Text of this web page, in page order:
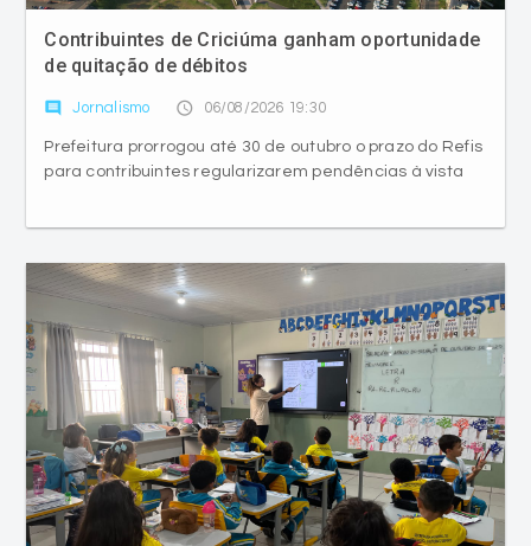
Contribuintes de Criciúma ganham oportunidade
de quitação de débitos
comment Jornalismo access_time 06/08/2026 19:30
Prefeitura prorrogou até 30 de outubro o prazo do Refis
para contribuintes regularizarem pendências à vista